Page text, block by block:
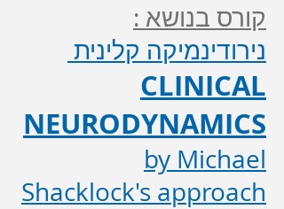
קורס בנושא :
נירודינמיקה קלינית
CLINICAL
NEURODYNAMICS
by Michael
Shacklock's approach